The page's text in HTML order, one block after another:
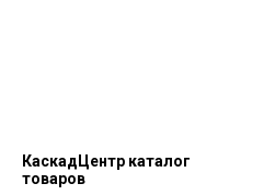
КаскадЦентр каталог
товаров